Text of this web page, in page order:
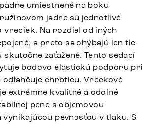
umiestnené na boku
jadre sú jednotlivé
vreciek. Na rozdiel od iných
a preto sa ohýbajú len tie
zaťažené. Tento sedací
bodovo elastickú podporu pri
odľahčuje chrbticu. Vreckové
extrémne kvalitné a odolné
pene s objemovou
vynikajúcou pevnosťou v tlaku. S